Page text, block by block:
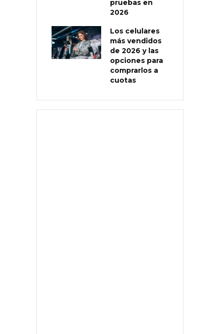
pruebas en
2026
Los celulares
más vendidos
de 2026 y las
opciones para
comprarlos a
cuotas